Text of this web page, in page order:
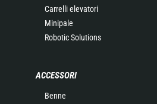
Carrelli elevatori
Minipale
Robotic Solutions
ACCESSORI
Benne